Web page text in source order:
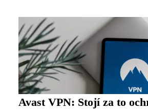
Avast VPN: Stojí za to